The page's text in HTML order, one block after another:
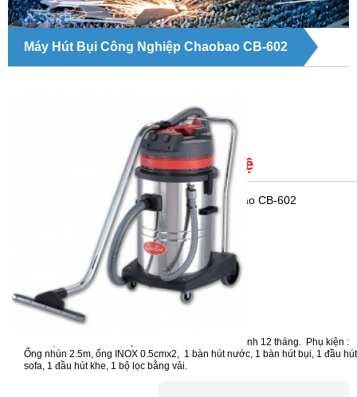
Máy Hút Bụi Công Nghiệp Chaobao CB-602
Giá bán: Liên hệ
: Máy hút bụi công nghiệp Chaobao CB-602
Máy hút bụi công nghiệp Chaobao CB-602
Dung tích thùng chứa : 60 lít
Công suất:2000w
Mã sản phẩm:CB-80
Điện áp:220V/50Hz
Lưu lượng không khí:106 lít/giây
Lực hút chân không:250 mbar
Chế độ làm mát:Bằng không khí
Chất liệu bình chứa: Thép - Made in China - Bảo hành 12 tháng. Phụ kiện :
Ống nhún 2.5m, ống INOX 0.5cmx2, 1 bàn hút nước, 1 bàn hút bụi, 1 đầu hút
sofa, 1 đầu hút khe, 1 bộ lọc bằng vải.